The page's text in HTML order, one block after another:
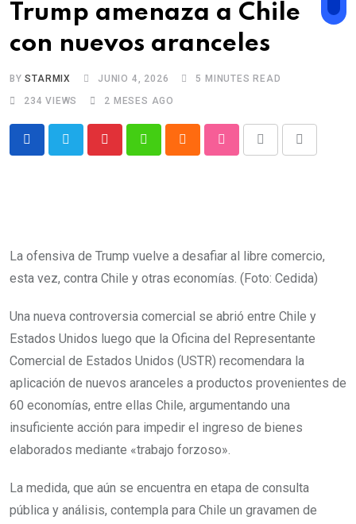
Trump amenaza a Chile
con nuevos aranceles
BYSTARMIX JUNIO 4, 2026
5 MINUTES READ
234 VIEWS 2 MESES AGO
La ofensiva de Trump vuelve a desafiar al libre comercio,
esta vez, contra Chile y otras economías. (Foto: Cedida)
Una nueva controversia comercial se abrió entre Chile y
Estados Unidos luego que la Oficina del Representante
Comercial de Estados Unidos (USTR) recomendara la
aplicación de nuevos aranceles a productos provenientes de
60 economías, entre ellas Chile, argumentando una
insuficiente acción para impedir el ingreso de bienes
elaborados mediante «trabajo forzoso».
La medida, que aún se encuentra en etapa de consulta
pública y análisis, contempla para Chile un gravamen de